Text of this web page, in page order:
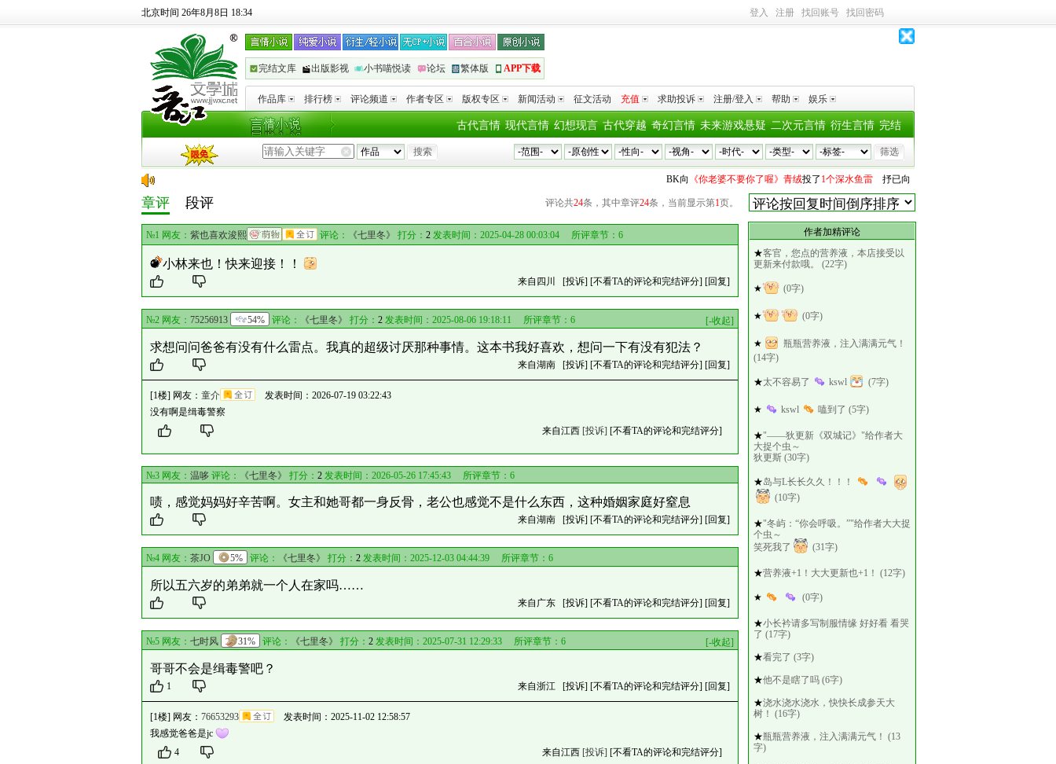
北京时间 26年8月8日 18:34 登入 注册 找回账号 找回密码
完结文库 出版影视 小书喵悦读 论坛 繁体版 APP下载
作品库 排行榜 评论频道 作者专区 版权专区 新闻活动 征文活动 充值 求助投诉 注册/登入 帮助 娱乐
完结
衍生言情
二次元言情
未来游戏悬疑
奇幻言情
古代穿越
幻想现言
现代言情
古代言情
向《你老婆不要你了喔》青绒投了1个深水鱼雷 抒已向《悬日》稚楚
章评 段评 评论共24条，其中章评24条，当前显示第1页。
№1 网友： 紫也喜欢浚熙 评论： 《七里冬》 打分： 2 发表时间：2025-04-28 00:03:04 所评章节： 6
小林来也！快来迎接！！
来自四川 [投诉] [不看TA的评论和完结评分] [回复]
[-收起]
№2 网友： 75256913 54% 评论： 《七里冬》 打分： 2 发表时间：2025-08-06 19:18:11 所评章节： 6
求想问问爸爸有没有什么雷点。我真的超级讨厌那种事情。这本书我好喜欢，想问一下有没有犯法？
来自湖南 [投诉] [不看TA的评论和完结评分] [回复]
[1楼] 网友： 童介
发表时间：2026-07-19 03:22:43
没有啊是缉毒警察
来自江西 [投诉] [不看TA的评论和完结评分]
№3 网友： 温哆 评论： 《七里冬》 打分： 2 发表时间：2026-05-26 17:45:43 所评章节： 6
啧，感觉妈妈好辛苦啊。女主和她哥都一身反骨，老公也感觉不是什么东西，这种婚姻家庭好窒息
来自湖南 [投诉] [不看TA的评论和完结评分] [回复]
№4 网友： 茶JO 5% 评论： 《七里冬》 打分： 2 发表时间：2025-12-03 04:44:39 所评章节： 6
所以五六岁的弟弟就一个人在家吗……
来自广东 [投诉] [不看TA的评论和完结评分] [回复]
[-收起]
№5 网友： 七时风 31% 评论： 《七里冬》 打分： 2 发表时间：2025-07-31 12:29:33 所评章节： 6
哥哥不会是缉毒警吧？
1 来自浙江 [投诉] [不看TA的评论和完结评分] [回复]
[1楼] 网友： 76653293
发表时间：2025-11-02 12:58:57
我感觉爸爸是jc
4
来自江西 [投诉] [不看TA的评论和完结评分]
作者加精评论
★客官，您点的营养液，本店接受以
更新来付款哦。 (22字)
★ (0字)
★ (0字)
★
瓶瓶营养液，注入满满元气！
(14字)
★太不容易了 kswl (7字)
★ kswl 嗑到了 (5字)
★"——狄更新《双城记》"给作者大
大捉个虫～
狄更斯 (30字)
★岛与L长长久久！！！
(10字)
★"冬屿：“你会呼吸。”"给作者大大捉
个虫～
笑死我了
(31字)
★营养液+1！大大更新也+1！ (12字)
★ (0字)
★小长衿请多写制服情缘 好好看 看哭
了 (17字)
★看完了 (3字)
★他不是瞎了吗 (6字)
★浇水浇水浇水，快快长成参天大
树！ (16字)
★瓶瓶营养液，注入满满元气！ (13
字)